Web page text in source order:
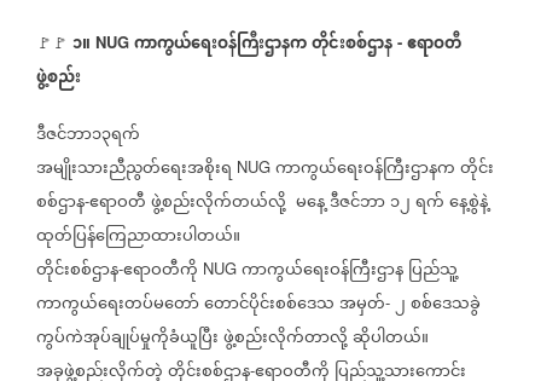
🚩🚩 ၁။ ⁨ NUG ကာကွယ်ရေးဝန်ကြီးဌာနကတိုင်းစစ်ဌာန - ဧရာဝတီ
ဖွဲ့စည်း
ဒီဇင်ဘာ၁၃ရက်
အမျိုးသားညီညွတ်ရေးအစိုးရ NUG ကာကွယ်ရေးဝန်ကြီးဌာနကတိုင်း
စစ်ဌာန-ဧရာဝတီဖွဲ့စည်းလိုက်တယ်လို့ မနေ့ဒီဇင်ဘာ၁၂ရက်နေ့စွဲနဲ့
ထုတ်ပြန်ကြေညာထားပါတယ်။
တိုင်းစစ်ဌာန-ဧရာဝတီကို NUG ကာကွယ်ရေးဝန်ကြီးဌာနပြည်သူ့
ကာကွယ်ရေးတပ်မတော်တောင်ပိုင်းစစ်ဒေသအမှတ်- ၂စစ်ဒေသခွဲ
ကွပ်ကဲအုပ်ချုပ်မှုကိုခံယူပြီးဖွဲ့စည်းလိုက်တာလို့ဆိုပါတယ်။
အခုဖွဲ့စည်းလိုက်တဲ့တိုင်းစစ်ဌာန-ဧရာဝတီကို ပြည်သူ့သားကောင်း